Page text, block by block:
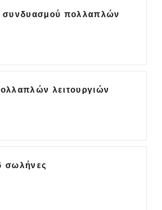
συνδυασμού πολλαπλών
λειτουργιών
σωλήνες